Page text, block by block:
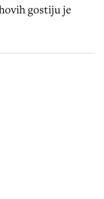
gostiju je